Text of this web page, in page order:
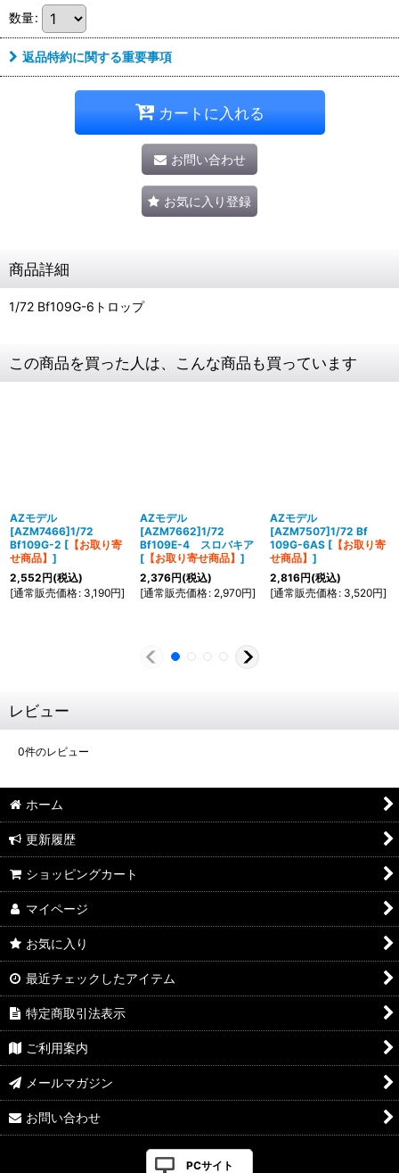
数量:
返品特約に関する重要事項
カートに入れる
お問い合わせ
お気に入り登録
商品詳細
1/72 Bf109G-6トロップ
この商品を買った人は、こんな商品も買っています
AZモデル
[AZM7466]1/72
Bf109G-2 [ 【お取り寄
せ商品】 ]
2,552円(税込)
[通常販売価格: 3,190円]
AZモデル
[AZM7662]1/72
Bf109E-4 スロバキア
[ 【お取り寄せ商品】 ]
2,376円(税込)
[通常販売価格: 2,970円]
AZモデル
[AZM7507]1/72 Bf
109G-6AS [ 【お取り寄
せ商品】 ]
2,816円(税込)
[通常販売価格: 3,520円]
レビュー
0件のレビュー
ホーム
更新履歴
ショッピングカート
マイページ
お気に入り
最近チェックしたアイテム
特定商取引法表示
ご利用案内
メールマガジン
お問い合わせ
PCサイト